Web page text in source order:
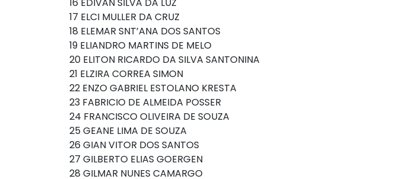
16 EDIVAN SILVA DA LUZ
17 ELCI MULLER DA CRUZ
18 ELEMAR SNT’ANA DOS SANTOS
19 ELIANDRO MARTINS DE MELO
20 ELITON RICARDO DA SILVA SANTONINA
21 ELZIRA CORREA SIMON
22 ENZO GABRIEL ESTOLANO KRESTA
23 FABRICIO DE ALMEIDA POSSER
24 FRANCISCO OLIVEIRA DE SOUZA
25 GEANE LIMA DE SOUZA
26 GIAN VITOR DOS SANTOS
27 GILBERTO ELIAS GOERGEN
28 GILMAR NUNES CAMARGO